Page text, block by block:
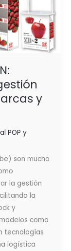
y
POP y
son mucho
la gestión
la
y
como
tecnologías
logística